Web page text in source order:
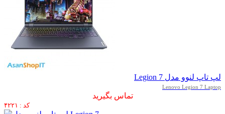
لپ تاپ لنوو مدل Legion 7
Lenovo Legion 7 Laptop
تماس بگیرید
کد : ۴۲۲۱